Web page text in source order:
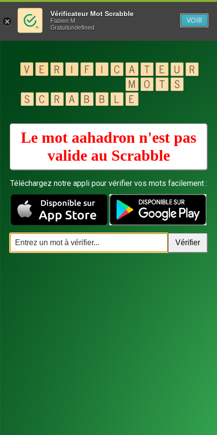
Le mot aahadron n'est pas
valide au Scrabble
Téléchargez notre appli pour vérifier vos mots facilement :
Vérificateur Mot Scrabble
Fabien M
Gratuitundefined
VOIR